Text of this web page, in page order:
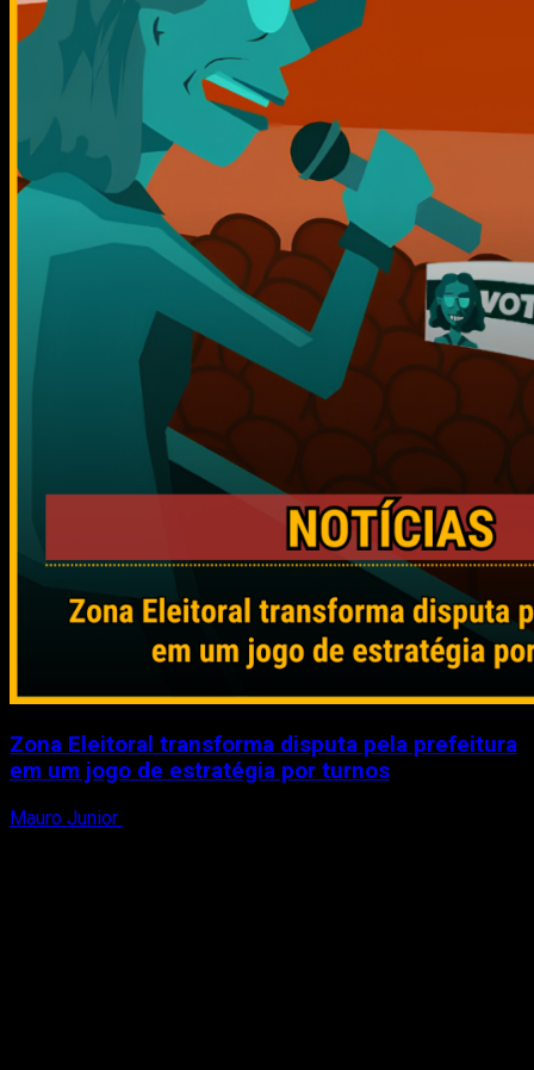
Zona Eleitoral transforma disputa pela prefeitura
em um jogo de estratégia por turnos
Mauro Junior